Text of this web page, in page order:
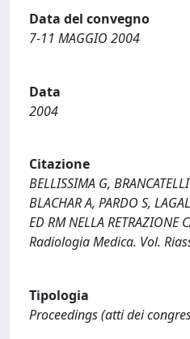
Data del convegno
7-11 MAGGIO 2004
Data
2004
Citazione
BELLISSIMA G,
BLACHAR A, PARDO S,
ED RM NELLA RETRAZIONE
Radiologia Medica. Vol.
Tipologia
Proceedings (atti dei